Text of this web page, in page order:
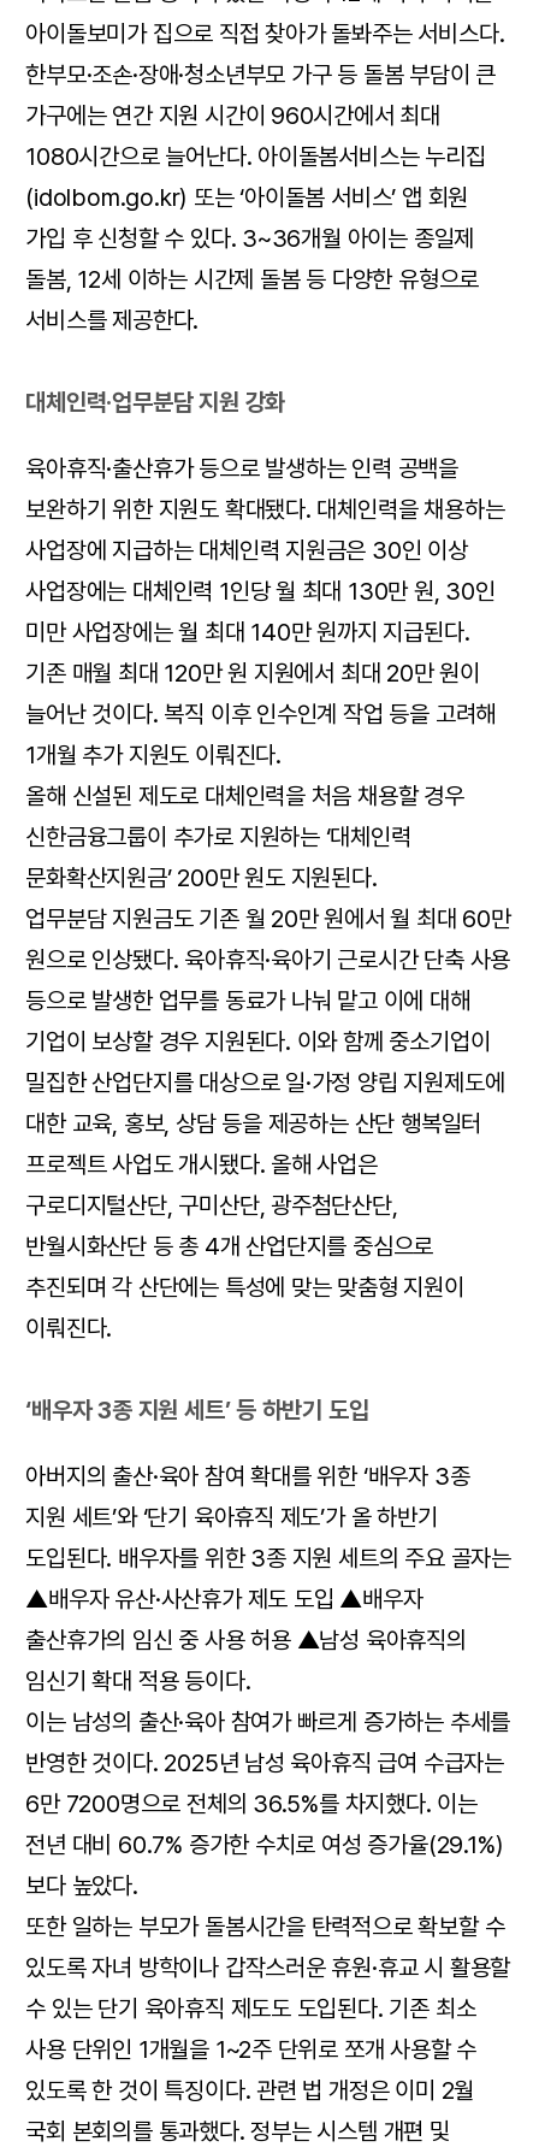
아이돌보미가 집으로 직접 찾아가 돌봐주는 서비스다.
한부모·조손·장애·청소년부모 가구 등 돌봄 부담이 큰
가구에는 연간 지원 시간이 960시간에서 최대
1080시간으로 늘어난다. 아이돌봄서비스는 누리집
(idolbom.go.kr) 또는 ‘아이돌봄 서비스’ 앱 회원
가입 후 신청할 수 있다. 3~36개월 아이는 종일제
돌봄, 12세 이하는 시간제 돌봄 등 다양한 유형으로
서비스를 제공한다.
대체인력·업무분담 지원 강화
육아휴직·출산휴가 등으로 발생하는 인력 공백을
보완하기 위한 지원도 확대됐다. 대체인력을 채용하는
사업장에 지급하는 대체인력 지원금은 30인 이상
사업장에는 대체인력 1인당 월 최대 130만 원, 30인
미만 사업장에는 월 최대 140만 원까지 지급된다.
기존 매월 최대 120만 원 지원에서 최대 20만 원이
늘어난 것이다. 복직 이후 인수인계 작업 등을 고려해
1개월 추가 지원도 이뤄진다.
올해 신설된 제도로 대체인력을 처음 채용할 경우
신한금융그룹이 추가로 지원하는 ‘대체인력
문화확산지원금’ 200만 원도 지원된다.
업무분담 지원금도 기존 월 20만 원에서 월 최대 60만
원으로 인상됐다. 육아휴직·육아기 근로시간 단축 사용
등으로 발생한 업무를 동료가 나눠 맡고 이에 대해
기업이 보상할 경우 지원된다. 이와 함께 중소기업이
밀집한 산업단지를 대상으로 일·가정 양립 지원제도에
대한 교육, 홍보, 상담 등을 제공하는 산단 행복일터
프로젝트 사업도 개시됐다. 올해 사업은
구로디지털산단, 구미산단, 광주첨단산단,
반월시화산단 등 총 4개 산업단지를 중심으로
추진되며 각 산단에는 특성에 맞는 맞춤형 지원이
이뤄진다.
‘배우자 3종 지원 세트’ 등 하반기 도입
아버지의 출산·육아 참여 확대를 위한 ‘배우자 3종
지원 세트’와 ‘단기 육아휴직 제도’가 올 하반기
도입된다. 배우자를 위한 3종 지원 세트의 주요 골자는
▲배우자 유산·사산휴가 제도 도입 ▲배우자
출산휴가의 임신 중 사용 허용 ▲남성 육아휴직의
임신기 확대 적용 등이다.
이는 남성의 출산·육아 참여가 빠르게 증가하는 추세를
반영한 것이다. 2025년 남성 육아휴직 급여 수급자는
6만 7200명으로 전체의 36.5%를 차지했다. 이는
전년 대비 60.7% 증가한 수치로 여성 증가율(29.1%)
보다 높았다.
또한 일하는 부모가 돌봄시간을 탄력적으로 확보할 수
있도록 자녀 방학이나 갑작스러운 휴원·휴교 시 활용할
수 있는 단기 육아휴직 제도도 도입된다. 기존 최소
사용 단위인 1개월을 1~2주 단위로 쪼개 사용할 수
있도록 한 것이 특징이다. 관련 법 개정은 이미 2월
국회 본회의를 통과했다. 정부는 시스템 개편 및